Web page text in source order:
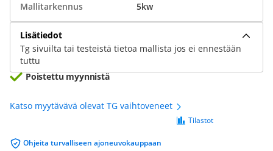
Mallitarkennus
5kw
Lisätiedot
Tg sivuilta tai testeistä tietoa mallista jos ei ennestään
tuttu
Poistettu myynnistä
Katso myytävävä olevat TG vaihtoveneet
Ohjeita turvalliseen ajoneuvokauppaan
Tilastot